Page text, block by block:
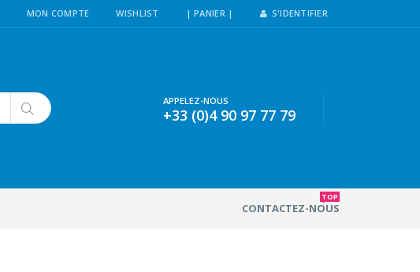
MON COMPTE WISHLIST | PANIER | S'IDENTIFIER
APPELEZ-NOUS
+33 (0)4 90 97 77 79
CONTACTEZ-NOUS
TOP